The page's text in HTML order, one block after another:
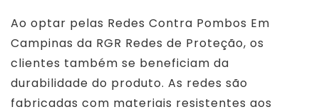
Ao optar pelas Redes Contra Pombos Em
Campinas da RGR Redes de Proteção, os
clientes também se beneficiam da
durabilidade do produto. As redes são
fabricadas com materiais resistentes aos